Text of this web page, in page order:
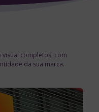
completos, com
da sua marca.